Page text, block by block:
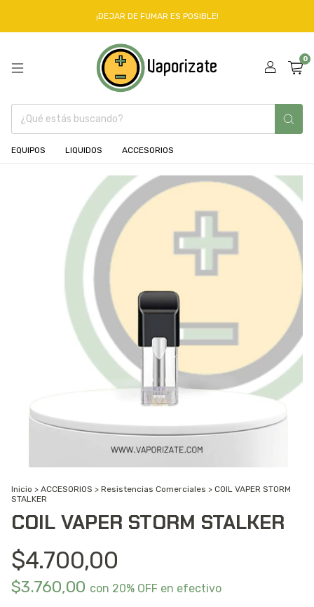
¡DEJAR DE FUMAR ES POSIBLE!
0
EQUIPOS LIQUIDOS ACCESORIOS
Inicio > ACCESORIOS > Resistencias Comerciales > COIL VAPER STORM
STALKER
COIL VAPER STORM STALKER
$4.700,00
$3.760,00 con 20% OFF en efectivo